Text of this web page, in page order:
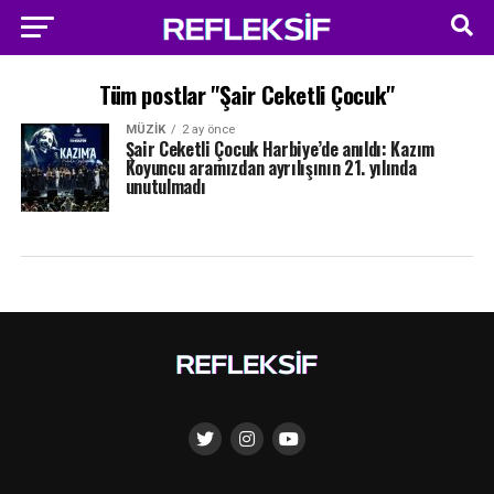
Tüm postlar "Şair Ceketli Çocuk"
MÜZIK 2 ay önce
Şair Ceketli Çocuk Harbiye’de anıldı: Kazım
Koyuncu aramızdan ayrılışının 21. yılında
unutulmadı